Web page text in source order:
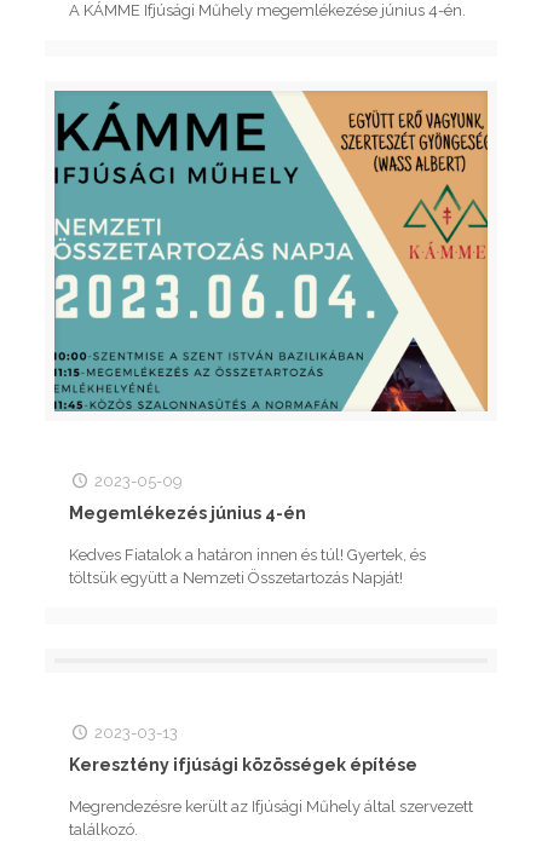
A KÁMME Ifjúsági Műhely megemlékezése június 4-én.
2023-05-09
Megemlékezés június 4-én
Kedves Fiatalok a határon innen és túl! Gyertek, és
töltsük együtt a Nemzeti Összetartozás Napját!
2023-03-13
Keresztény ifjúsági közösségek építése
Megrendezésre került az Ifjúsági Műhely által szervezett
találkozó.